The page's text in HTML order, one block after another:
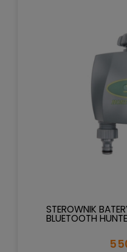
STEROWNIK
BLUETOOTH